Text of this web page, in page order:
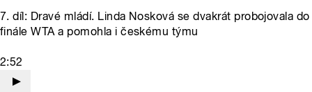
7. díl: Dravé mládí. Linda Nosková se dvakrát probojovala do
finále WTA a pomohla i českému týmu
2:52